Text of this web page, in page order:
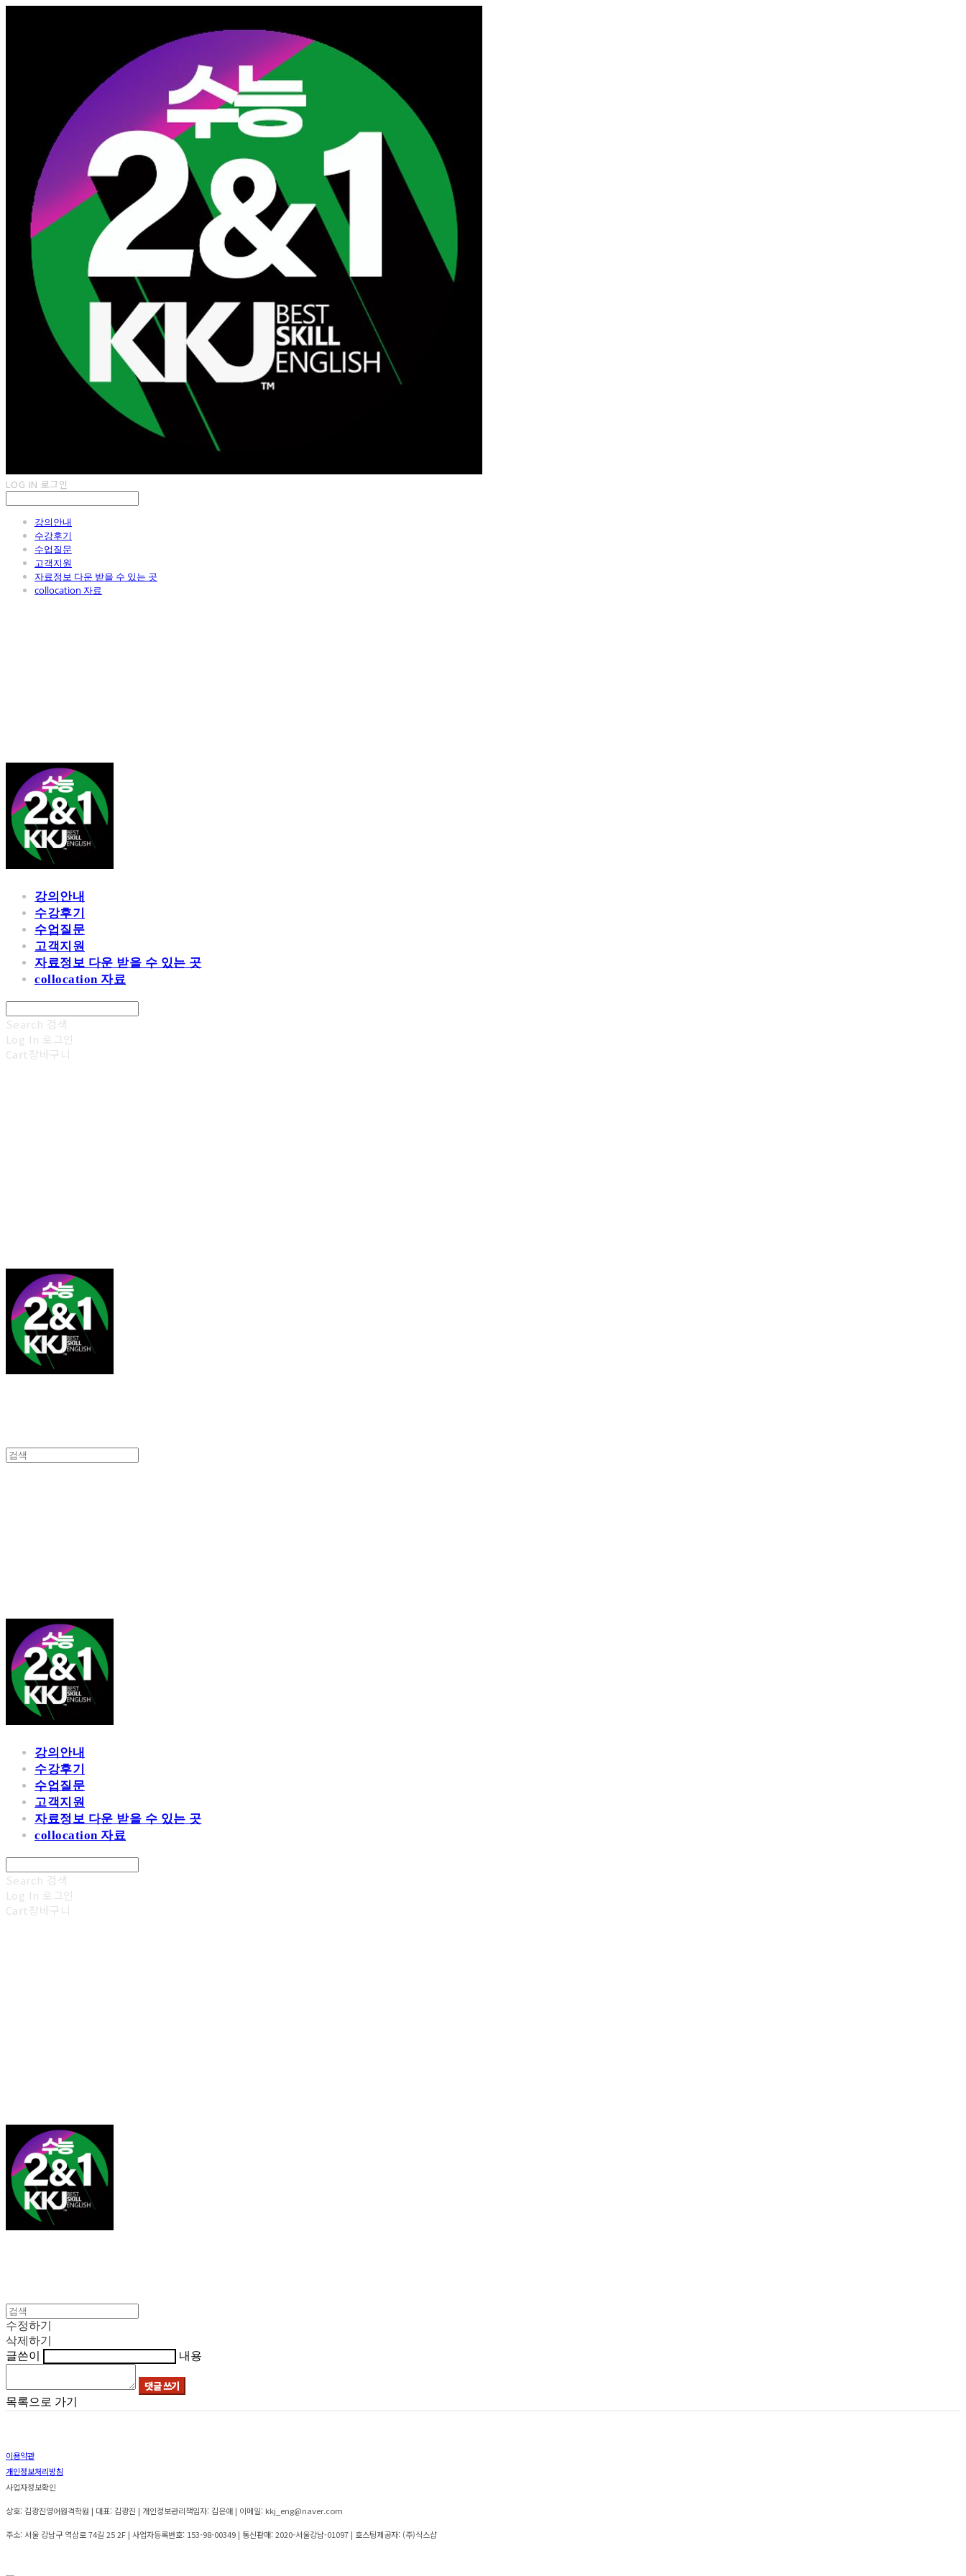
LOG IN 로그인
강의안내
수강후기
수업질문
고객지원
자료정보 다운 받을 수 있는 곳
collocation 자료
강의안내
수강후기
수업질문
고객지원
자료정보 다운 받을 수 있는 곳
collocation 자료
Search 검색
Log In 로그인
Cart장바구니
강의안내
수강후기
수업질문
고객지원
자료정보 다운 받을 수 있는 곳
collocation 자료
Search 검색
Log In 로그인
Cart장바구니
수정하기
삭제하기
글쓴이
내용
댓글 쓰기
목록으로 가기
이용약관
개인정보처리방침
사업자정보확인
상호: 김광진영어원격학원 | 대표: 김광진 | 개인정보관리책임자: 김은애 | 이메일: kkj_eng@naver.com
주소: 서울 강남구 역삼로 74길 25 2F | 사업자등록번호: 153-98-00349 | 통신판매:2020-서울강남-01097 | 호스팅제공자: (주)식스샵